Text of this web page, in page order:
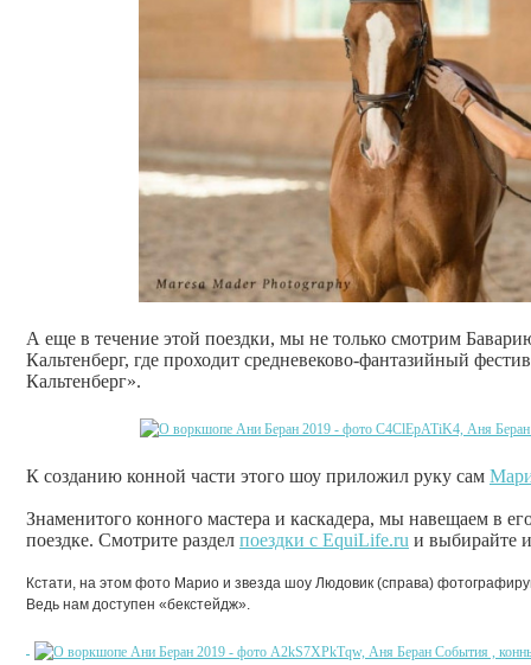
А еще в течение этой поездки, мы не только смотрим
Кальтенберг, где проходит средневеково-фантазийный
Кальтенберг».
К созданию конной части этого шоу приложил руку сам
Знаменитого конного мастера и каскадера, мы навещаем в
поездке. Смотрите раздел поездки с EquiLife.ru и выбирайте
Кстати, на этом фото Марио и звезда шоу Людовик (справа)
Ведь нам доступен «бекстейдж».